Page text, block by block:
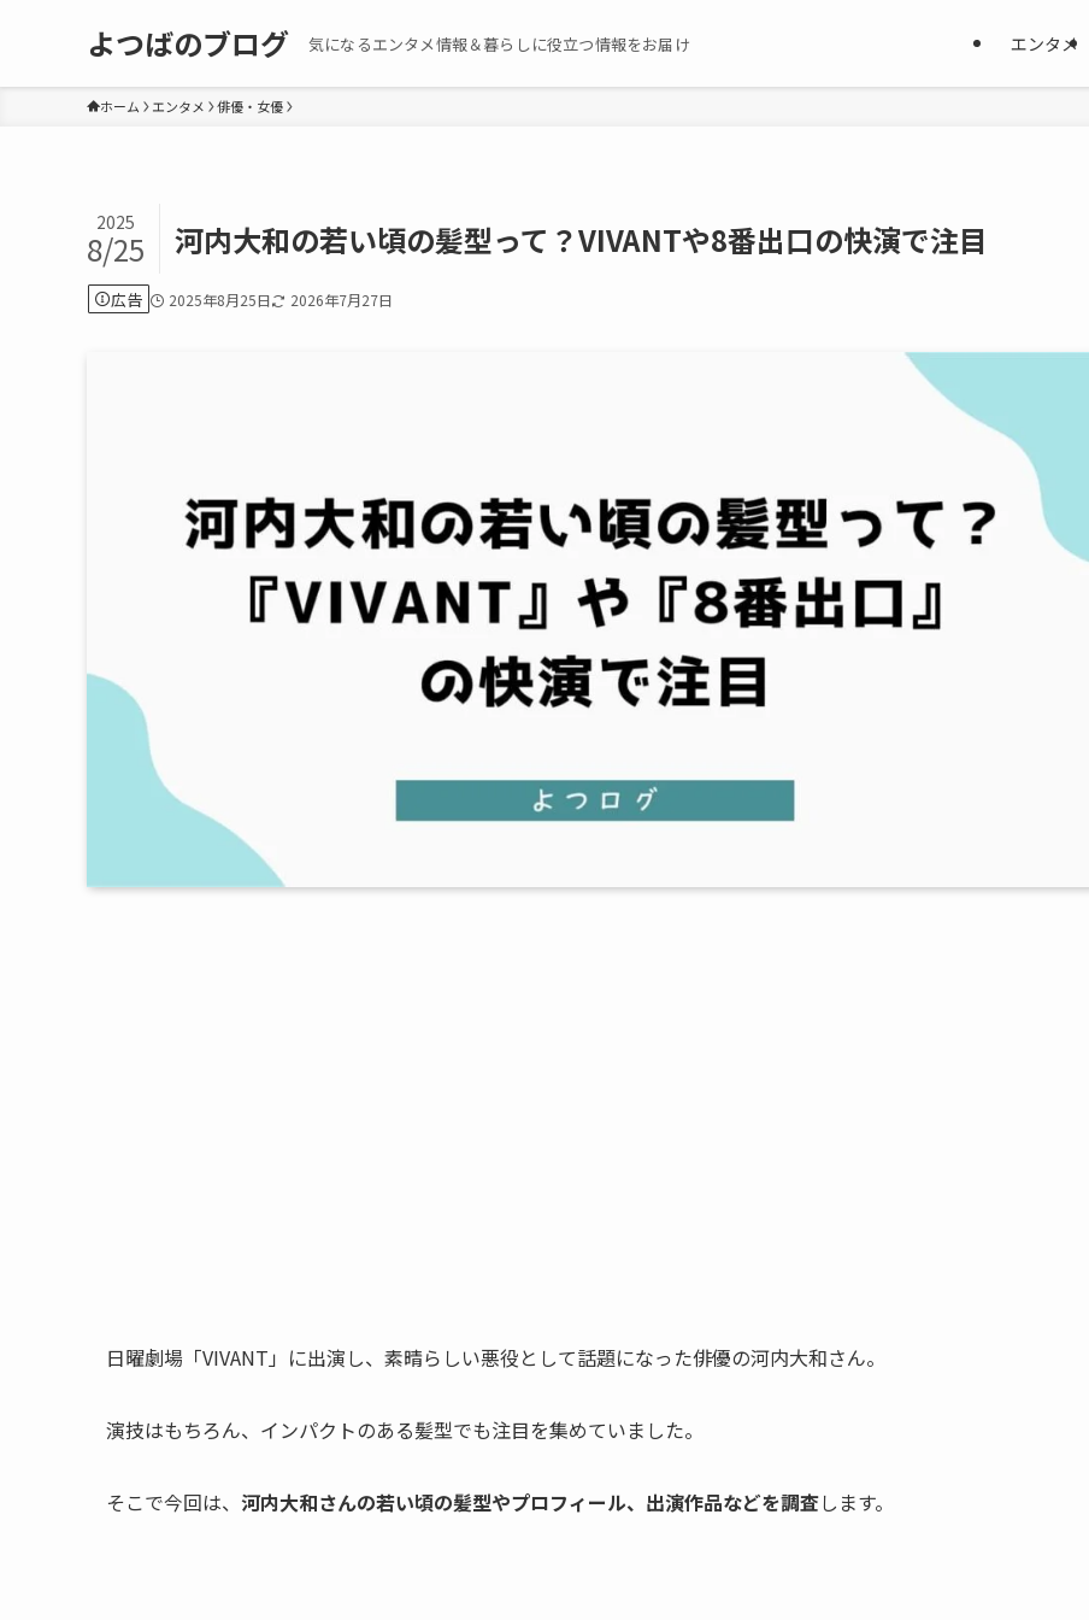
よつばのブログ 気になるエンタメ情報＆暮らしに役立つ情報をお届け エンタメ
ホーム エンタメ 俳優・女優
河内大和の若い頃の髪型って？VIVANTや8番出口の快演で注目
2025
8/25
広告 2025年8月25日 2026年7月27日
日曜劇場「VIVANT」に出演し、素晴らしい悪役として話題になった俳優の河内大和さん。
演技はもちろん、インパクトのある髪型でも注目を集めていました。
そこで今回は、 河内大和さんの若い頃の髪型やプロフィール、出演作品などを調査します。